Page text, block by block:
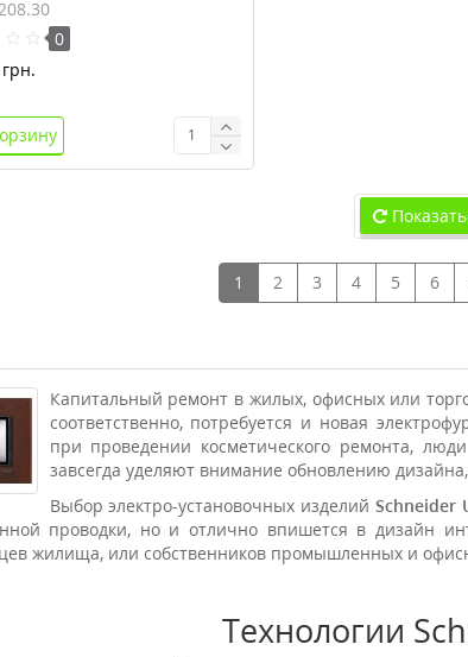
0
1 2 3 4 5 6
Капитальный ремонт в жилых, офисных или
соответственно, потребуется и новая
при проведении косметического ремонта,
завсегда уделяют внимание обновлению
Выбор электро-установочных изделийSchneider
проводки, но и отлично впишется в дизайн
жилища, или собственников промышленных и
Технологии